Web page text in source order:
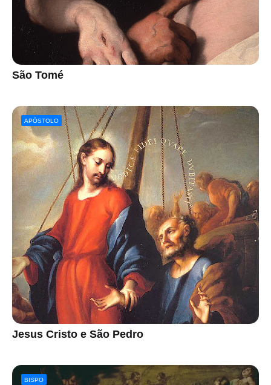
São Tomé
APÓSTOLO
Jesus Cristo e São Pedro
BISPO